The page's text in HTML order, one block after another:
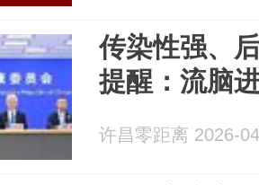
传染性强、
提醒：流脑
许昌零距离 2026-